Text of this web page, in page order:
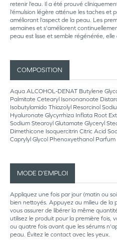
retenir l’eau. Il a été prouvé
l’émulsion légère atténue les taches et
améliorant l’aspect de la peau. Les
semaines et s'améliorent
peau est lisse et semble régénérée,
COMPOSITION
Aqua ALCOHOL-DENAT Butylene
Palmitate Cetearyl Isononanoate
Isobutylamido Thiazolyl Resorcinol
Hyaluronate Glycyrrhiza Inflata Root
Sodium Stearoyl Glutamate Glyceryl
Dimethicone Isoquercitrin Citric Acid
Caprylyl Glycol Phenoxyethanol Parfum
MODE D’EMPLOI
Appliquez une fois par jour (matin ou
bien nettoyés. Appuyez au milieu de
vous assurer de libérer la même
utilisez le produit pour la première fois,
ou quatre fois avant que les sérums
peau. Évitez le contact avec les yeux.